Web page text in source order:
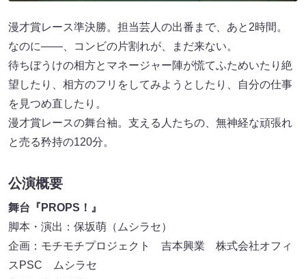
漫才賞レース準決勝。担当芸人の出番まで、あと2時間。
なのに――、コンビの片割れが、まだ来ない。
待ちぼうけの相方とマネージャー陣が慌てふためいたり絶
望したり、相方のフリをしてみようとしたり、自分の仕事
を見つめ直したり。
漫才賞レースの舞台袖。支える人たちの、無神経な頑張れ
と売る矜持の120分。
公演概要
舞台『PROPS！』
脚本・演出：保坂萌（ムシラセ）
企画：モチモチプロジェクト 吉本興業 株式会社オフィ
スPSC ムシラセ